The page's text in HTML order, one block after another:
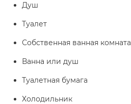
Душ
Туалет
Собственная ванная комната
Ванна или душ
Туалетная бумага
Холодильник